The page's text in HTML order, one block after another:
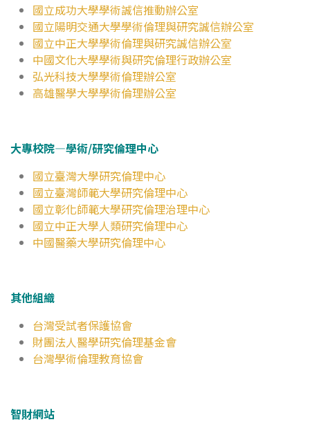
國立成功大學學術誠信推動辦公室
國立陽明交通大學學術倫理與研究誠信辦公室
國立中正大學學術倫理與研究誠信辦公室
中國文化大學學術與研究倫理行政辦公室
弘光科技大學學術倫理辦公室
高雄醫學大學學術倫理辦公室
大專校院—學術/研究倫理中心
國立臺灣大學研究倫理中心
國立臺灣師範大學研究倫理中心
國立彰化師範大學研究倫理治理中心
國立中正大學人類研究倫理中心
中國醫藥大學研究倫理中心
其他組織
台灣受試者保護協會
財團法人醫學研究倫理基金會
台灣學術倫理教育協會
智財網站